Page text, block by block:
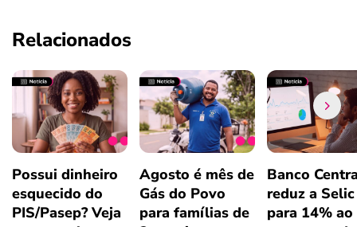
Relacionados
Possui dinheiro
esquecido do
PIS/Pasep? Veja
Agosto é mês de
Gás do Povo
para famílias de
Banco
reduz a Selic
para 14% ao